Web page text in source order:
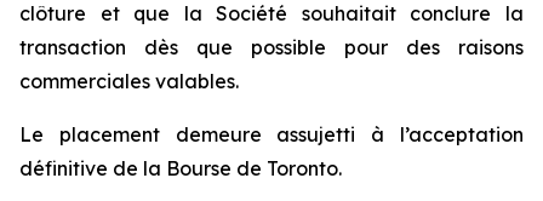
clôture et que la Société souhaitait conclure la
transaction dès que possible pour des raisons
commerciales valables.
Le placement demeure assujetti à l’acceptation
définitive de la Bourse de Toronto.